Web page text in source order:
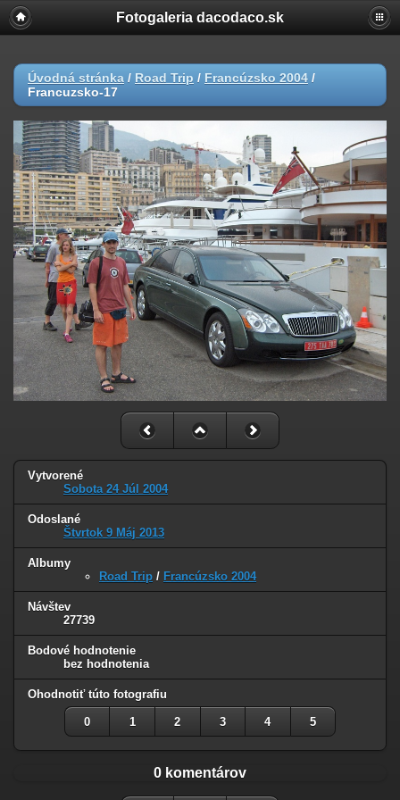
Fotogaleria dacodaco.sk
Úvodná stránka / Road Trip / Francúzsko 2004 /
Francuzsko-17
Vytvorené
Sobota 24 Júl 2004
Odoslané
Štvrtok 9 Máj 2013
Albumy
Road Trip / Francúzsko 2004
Návštev
27739
Bodové hodnotenie
bez hodnotenia
Ohodnotiť túto fotografiu
0 1 2 3 4 5
0 komentárov